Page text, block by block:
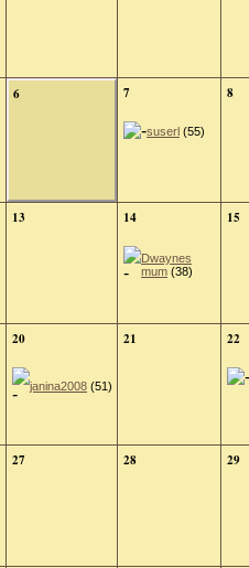
6 7
suserl (55)
8
13 14
Dwaynes
mum (38)
15
20
janina2008 (51)
21 22
27 28 29